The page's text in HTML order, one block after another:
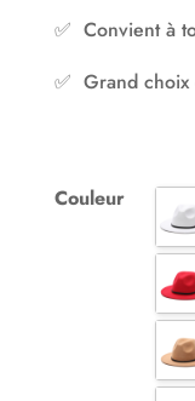
✅ Convient à
✅ Grand choix
Couleur